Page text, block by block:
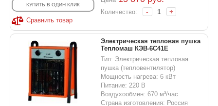
КУПИТЬ В ОДИН КЛИК
Сравнить товар
Количество: - +
Электрическая тепловая пушка
Тепломаш КЭВ-6С41Е
Тип: Электрическая тепловая
пушка (тепловентилятор)
Мощность нагрева: 6 кВт
Питание: 220 В
Воздухообмен: 670 м³/час
Страна изготовления: Россия